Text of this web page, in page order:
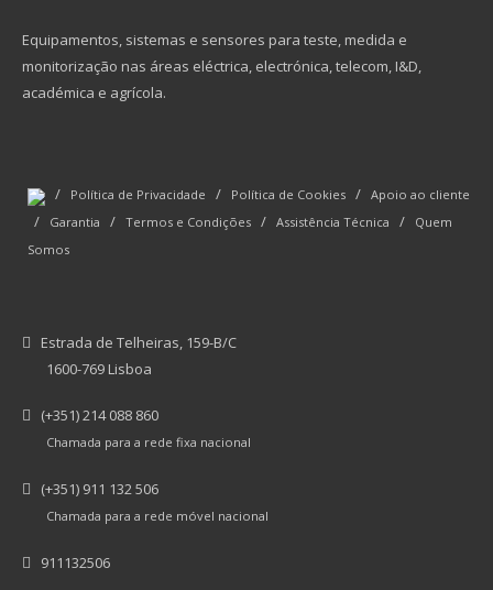
Equipamentos, sistemas e sensores para teste, medida e
monitorização nas áreas eléctrica, electrónica, telecom, I&D,
académica e agrícola.
/ Política de Privacidade / Política de Cookies / Apoio ao cliente
/ Garantia / Termos e Condições / Assistência Técnica /
Quem
Somos
Estrada de Telheiras, 159-B/C
1600-769 Lisboa
(+351) 214 088 860
Chamada para a rede fixa nacional
(+351) 911 132 506
Chamada para a rede móvel nacional
911132506